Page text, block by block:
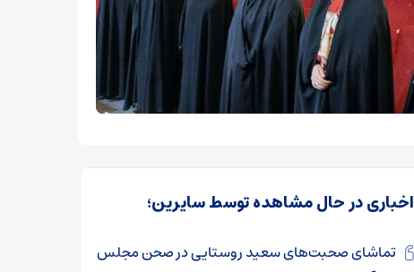
اخباری در حال مشاهده توسط سایرین؛
تماشای صحبت‌های سعید روستایی در صحن مجلس